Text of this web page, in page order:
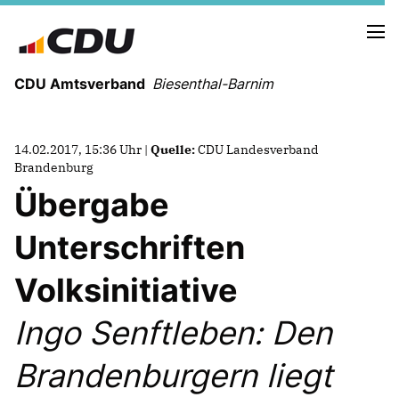
CDU Amtsverband Biesenthal-Barnim
CDU - SOCIAL-MEDIA
AKTUELLE TERMINE
Wahlprogramm der CDU Biesenthal
VORSTAND
UNSERE MANDATSTRÄGER IN BIESENTHAL
UNSERE MANDATSTRÄGER IN MARIENWERDER
MITGLIEDER IM KREISVORSTAND
14.02.2017, 15:36 Uhr | Quelle:CDU Landesverband
Brandenburg
Übergabe
Unterschriften
Volksinitiative
Ingo Senftleben: Den
Brandenburgern liegt